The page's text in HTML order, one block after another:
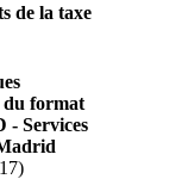
de la taxe
du format
- Services